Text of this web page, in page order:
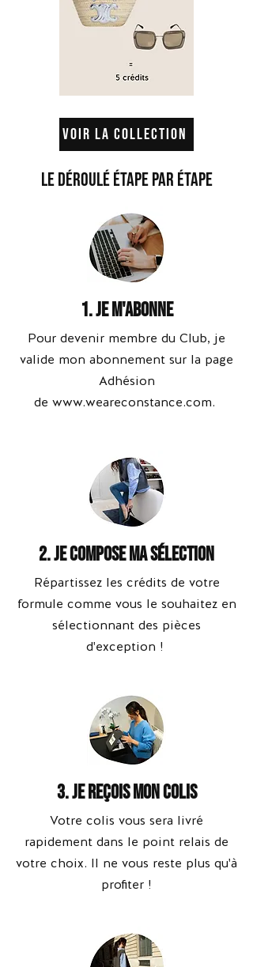
Voir la collection
LE DÉROULÉ ÉTAPE PAR ÉTAPE
1. Je M'ABONNE
Pour devenir membre du Club, je
valide mon abonnement sur la page
Adhésion
de www.weareconstance.com.
2. Je compose ma sélection
Répartissez les crédits de votre
formule comme vous le souhaitez en
sélectionnant des pièces
d'exception !
3. Je reçois mon colis
Votre colis vous sera livré
rapidement dans le point relais de
votre choix. Il ne vous reste plus qu'à
profiter !